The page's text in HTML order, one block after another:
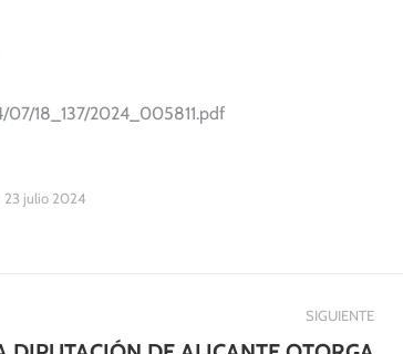
18_137/2024_005811.pdf
23 julio 2024
SIGUIENTE